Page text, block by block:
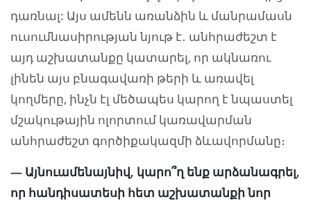
դառնալ: Այս ամենն առանձին և մանրամասն
ուսումնասիրության նյութ է․ անհրաժեշտ է
այդ աշխատանքը կատարել, որ ակնառու
լինեն այս բնագավառի թերի և առավել
կողմերը, ինչն էլ մեծապես կարող է նպաստել
մշակութային ոլորտում կառավարման
անհրաժեշտ գործիքակազմի ձևավորմանը։
— Այնուամենայնիվ, կարո՞ղ ենք արձանագրել,
որ հանդիսատեսի հետ աշխատանքի նոր